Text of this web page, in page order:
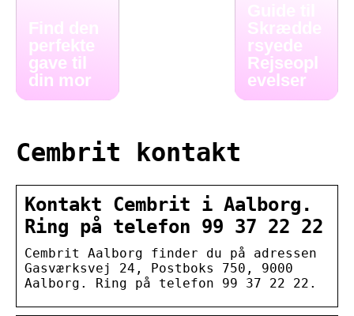
Find den
perfekte
gave til
din mor
Guide til
Skrædde
rsyede
Rejseopl
evelser
Cembrit kontakt
Kontakt Cembrit i Aalborg.
Ring på telefon 99 37 22 22
Cembrit Aalborg finder du på adressen
Gasværksvej 24, Postboks 750, 9000
Aalborg. Ring på telefon 99 37 22 22.